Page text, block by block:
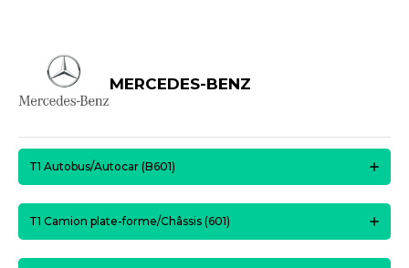
MERCEDES-BENZ
T1 Autobus/Autocar (B601)
T1 Camion plate-forme/Châssis (601)